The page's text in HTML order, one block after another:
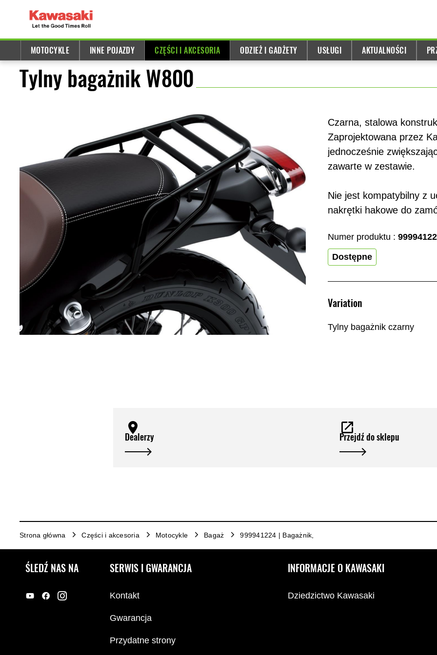
MOTOCYKLE INNE POJAZDY CZĘŚCI I AKCESORIA ODZIEŻ I GADŻETY USŁUGI AKTUALNOŚCI
Tylny bagażnik W800
Czarna, stalowa
Zaprojektowana przez
jednocześnie
zawarte w zestawie.
Nie jest kompatybilny z
nakrętki hakowe do
Numer produktu :
Dostępne
Variation
Tylny bagażnik czarny
Dealerzy Przejdź do sklepu
Strona główna Części i akcesoria Motocykle Bagaż 999941224 | Bagażnik,
ŚLEDŹ NAS NA SERWIS I GWARANCJA
Kontakt
Gwarancja
Przydatne strony
INFORMACJE O KAWASAKI
Dziedzictwo Kawasaki